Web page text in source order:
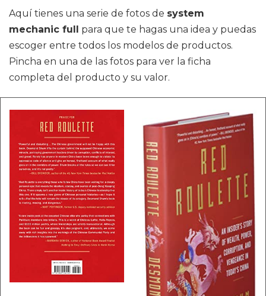
Aquí tienes una serie de fotos de system
mechanic full para que te hagas una idea y puedas
escoger entre todos los modelos de productos.
Pincha en una de las fotos para ver la ficha
completa del producto y su valor.